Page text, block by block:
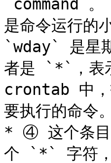
`command`
是命令运行
`wday` 是星
者是 `*`，表
crontab 中，
要执行的命令。
* ④ 这个条目
个 `*` 字符